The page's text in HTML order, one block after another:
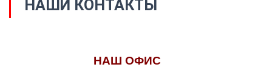
НАШИ КОНТАКТЫ
НАШ ОФИС